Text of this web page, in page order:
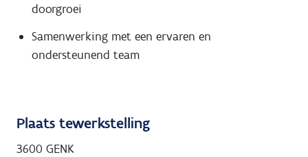
doorgroei
Samenwerking met een ervaren en
ondersteunend team
Plaats tewerkstelling
3600 GENK